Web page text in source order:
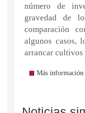
número de
gravedad de
comparación
algunos casos,
arrancar cultivos
Más información